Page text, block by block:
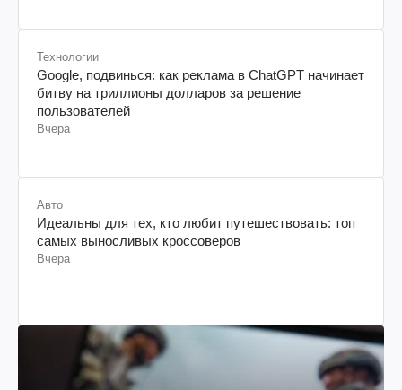
Технологии
Google, подвинься: как реклама в ChatGPT начинает
битву на триллионы долларов за решение
пользователей
Вчера
Авто
Идеальны для тех, кто любит путешествовать: топ
самых выносливых кроссоверов
Вчера